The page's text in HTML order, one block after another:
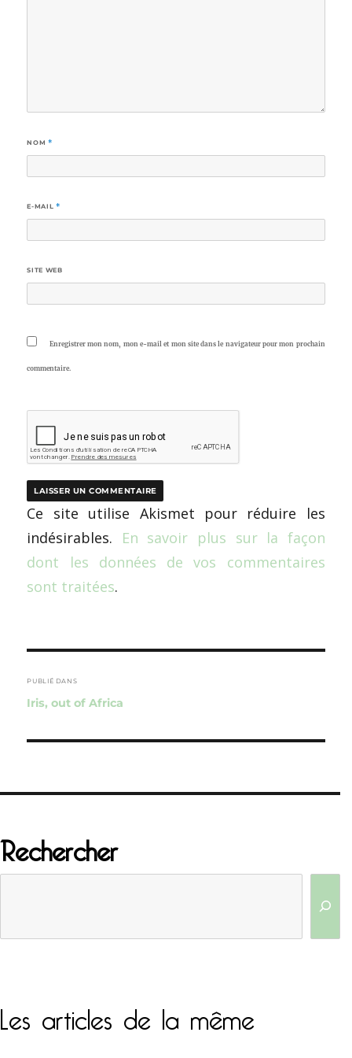
NOM *
E-MAIL *
SITE WEB
Enregistrer mon nom, mon e-mail et mon site dans le navigateur pour mon prochain
commentaire.
Ce site utilise Akismet pour réduire les
indésirables. En savoir plus sur la façon
dont les données de vos commentaires
sont traitées.
de
l’article
PUBLIÉ DANS
Iris, out of Africa
Rechercher
Les articles de la même